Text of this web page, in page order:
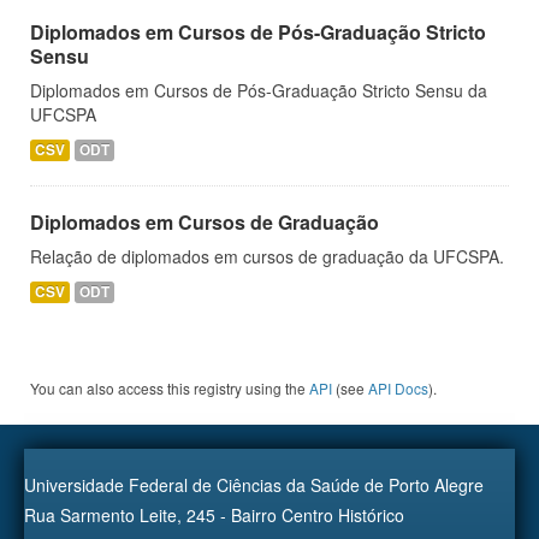
Diplomados em Cursos de Pós-Graduação Stricto
Sensu
Diplomados em Cursos de Pós-Graduação Stricto Sensu da
UFCSPA
CSV ODT
Diplomados em Cursos de Graduação
Relação de diplomados em cursos de graduação da UFCSPA.
CSV ODT
You can also access this registry using the API (see API Docs).
Universidade Federal de Ciências da Saúde de Porto Alegre
Rua Sarmento Leite, 245 - Bairro Centro Histórico